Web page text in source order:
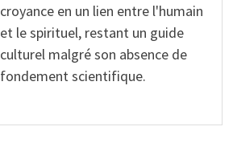
croyance en un lien entre l'humain
et le spirituel, restant un guide
culturel malgré son absence de
fondement scientifique.